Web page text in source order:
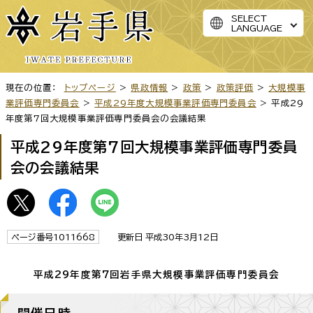
SELECT
LANGUAGE
現在の位置： トップページ > 県政情報 > 政策 > 政策評価 > 大規模事
業評価専門委員会
>平成29年度大規模事業評価専門委員会 > 平成29
年度第7回大規模事業評価専門委員会の会議結果
平成29年度第7回大規模事業評価専門委員
会の会議結果
ページ番号1011668 更新日 平成30年3月12日
平成29年度第7回岩手県大規模事業評価専門委員会